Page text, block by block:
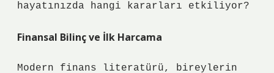
hayatınızda hangi kararları etkiliyor?
Finansal Bilinç ve İlk Harcama
Modern finans literatürü, bireylerin